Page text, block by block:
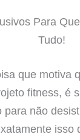
Para
Tudo!
que motiva
fitness, é
para não
isso